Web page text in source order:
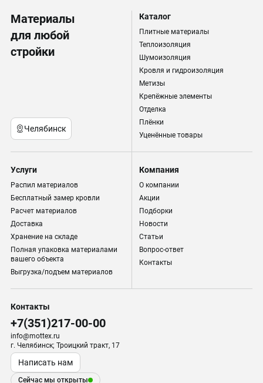
Материалы
для любой
стройки
Челябинск
Каталог
Плитные материалы
Теплоизоляция
Шумоизоляция
Кровля и гидроизоляция
Метизы
Крепёжные элементы
Отделка
Плёнки
Уценённые товары
Услуги
Распил материалов
Бесплатный замер кровли
Расчет материалов
Доставка
Хранение на складе
Полная упаковка материалами
вашего объекта
Выгрузка/подъем материалов
Компания
О компании
Акции
Подборки
Новости
Статьи
Вопрос-ответ
Контакты
Контакты
+7(351)217-00-00
info@mottex.ru
г. Челябинск; Троицкий тракт, 17
Написать нам
Сейчас мы открыты